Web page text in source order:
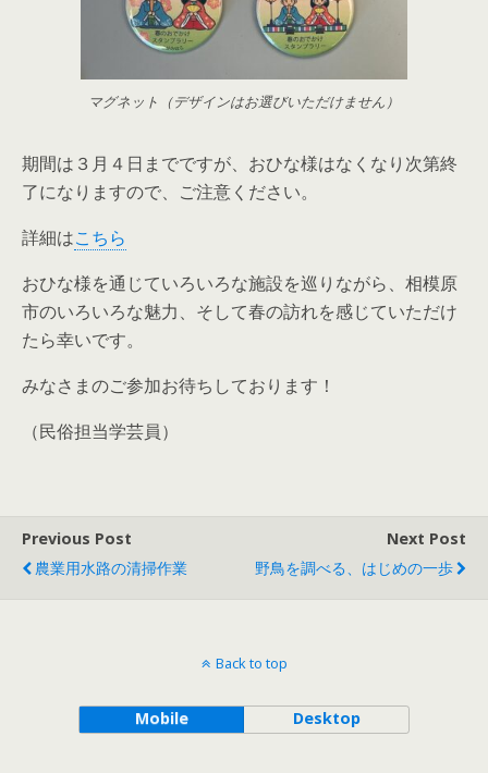
マグネット（デザインはお選びいただけません）
期間は３月４日までですが、おひな様はなくなり次第終
了になりますので、ご注意ください。
詳細はこちら
おひな様を通じていろいろな施設を巡りながら、相模原
市のいろいろな魅力、そして春の訪れを感じていただけ
たら幸いです。
みなさまのご参加お待ちしております！
（民俗担当学芸員）
Previous Post
農業用水路の清掃作業
Next Post
野鳥を調べる、はじめの一歩
Back to top
Mobile Desktop